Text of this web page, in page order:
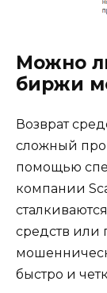
Можно
биржи
Возврат
сложный
помощью
компании
средств или
быстро и